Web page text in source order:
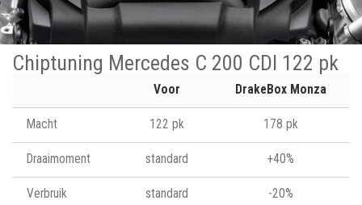
Chiptuning Mercedes C 200 CDI 122 pk
Voor DrakeBox Monza
Macht 122 pk 178 pk
Draaimoment standard +40%
Verbruik standard -20%